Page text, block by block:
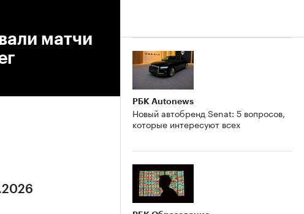
матчи
РБК Autonews
Новый автобренд Senat: 5 вопросов,
которые интересуют всех